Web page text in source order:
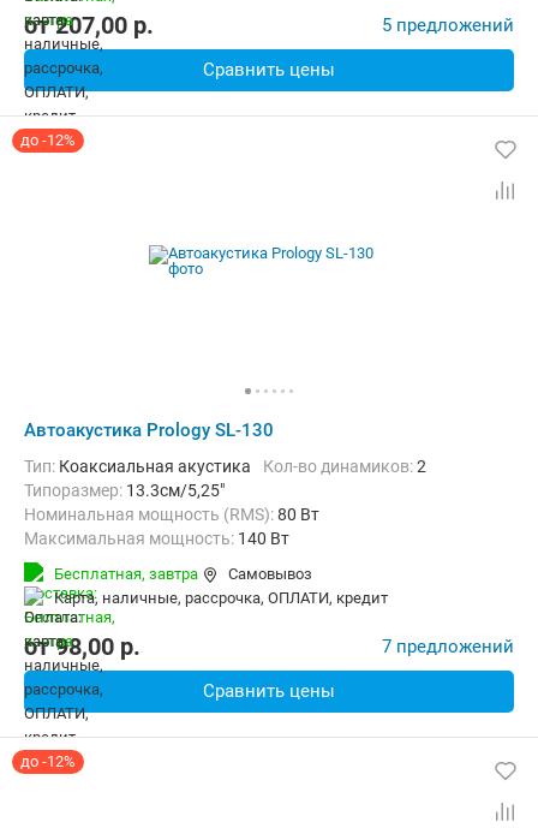
от207,00 p. 5 предложений
Сравнить цены
до -12%
Автоакустика Prology SL-130
тип: Коаксиальная акустика Кол-во динамиков:2
Типоразмер: 13.3см/5,25"
Номинальная мощность (RMS):80 Вт
Максимальная мощность: 140 Вт
Мин. воспроизводимая частота:
Макс. воспроизводимая частота:
Бесплатная, завтра
Самовывоз
карта, наличные, рассрочка, ОПЛАТИ, кредит
от98,00 p. 7 предложений
Сравнить цены
до -12%